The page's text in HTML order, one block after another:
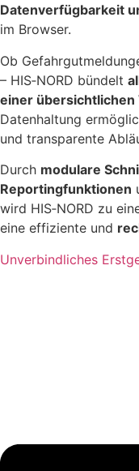
Datenverfügbarkeit
im Browser.
Ob
– HIS‑NORD bündelt
einer übersichtlichen
Datenhaltung
und transparente
Durch modulare
Reportingfunktionen
wird HIS‑NORD zu
eine effiziente und
Unverbindliches